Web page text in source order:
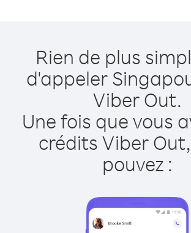
Rien de plus
d'appeler
Viber Out.
Une fois que vous
crédits Viber
pouvez :